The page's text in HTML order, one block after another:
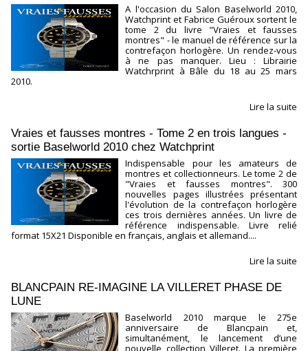
A l'occasion du Salon Baselworld 2010,
Watchprint et Fabrice Guéroux sortent le
tome 2 du livre "Vraies et fausses
montres" - le manuel de référence sur la
contrefaçon horlogère. Un rendez-vous
à ne pas manquer. Lieu : Librairie
Watchrprint à Bâle du 18 au 25 mars
2010.
Lire la suite
Vraies et fausses montres - Tome 2 en trois langues -
sortie Baselworld 2010 chez Watchprint
Indispensable pour les amateurs de
montres et collectionneurs. Le tome 2 de
"Vraies et fausses montres". 300
nouvelles pages illustrées présentant
l'évolution de la contrefaçon horlogère
ces trois dernières années. Un livre de
référence indispensable. Livre relié
format 15X21 Disponible en français, anglais et allemand....
Lire la suite
BLANCPAIN RE-IMAGINE LA VILLERET PHASE DE
LUNE
Baselworld 2010 marque le 275e
anniversaire de Blancpain et,
simultanément, le lancement d’une
nouvelle collection Villeret. La première